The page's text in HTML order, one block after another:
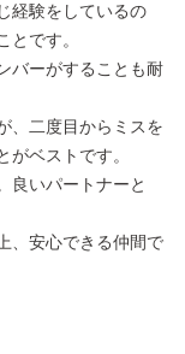
経験をしているの
とです。
バーがすることも耐
、二度目からミスを
がベストです。
良いパートナーと
、安心できる仲間で